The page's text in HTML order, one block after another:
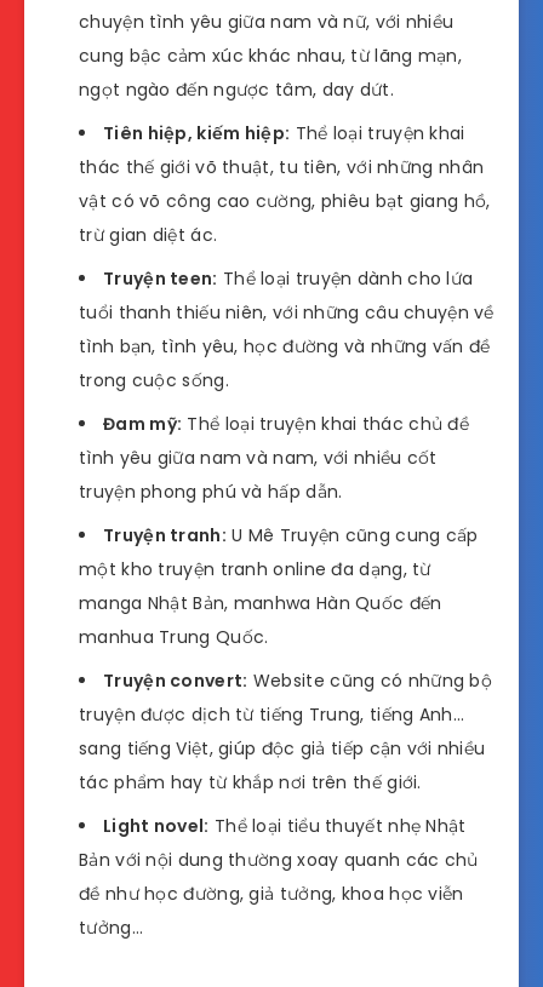
chuyện tình yêu giữa nam và nữ, với nhiều
cung bậc cảm xúc khác nhau, từ lãng mạn,
ngọt ngào đến ngược tâm, day dứt.
Tiên hiệp, kiếm hiệp: Thể loại truyện khai
thác thế giới võ thuật, tu tiên, với những nhân
vật có võ công cao cường, phiêu bạt giang hồ,
trừ gian diệt ác.
Truyện teen: Thể loại truyện dành cho lứa
tuổi thanh thiếu niên, với những câu chuyện về
tình bạn, tình yêu, học đường và những vấn đề
trong cuộc sống.
Đam mỹ: Thể loại truyện khai thác chủ đề
tình yêu giữa nam và nam, với nhiều cốt
truyện phong phú và hấp dẫn.
Truyện tranh: U Mê Truyện cũng cung cấp
một kho truyện tranh online đa dạng, từ
manga Nhật Bản, manhwa Hàn Quốc đến
manhua Trung Quốc.
Truyện convert: Website cũng có những bộ
truyện được dịch từ tiếng Trung, tiếng Anh…
sang tiếng Việt, giúp độc giả tiếp cận với nhiều
tác phẩm hay từ khắp nơi trên thế giới.
Light novel: Thể loại tiểu thuyết nhẹ Nhật
Bản với nội dung thường xoay quanh các chủ
đề như học đường, giả tưởng, khoa học viễn
tưởng…